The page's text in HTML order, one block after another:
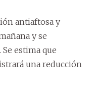
antiaftosa y
y se
estima que
una reducción